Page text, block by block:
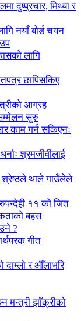
दुष्प्रचार, मिथ्या र
नयाँ बोर्ड चयन
लागि
छापिसकिए
आग्रह
सम्मेलन सुरु
काम गर्न सकिएनः
श्रमजीवीलाई
श्रेष्ठले थाले गाउँलेले
रुपन्देही ११ को जित
बहस
?
गीत
दाम्लो र औँलाभरि
मन्त्री झाँक्रीको